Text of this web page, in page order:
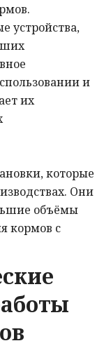
устройства,
и
их
которые
Они
объёмы
кормов с